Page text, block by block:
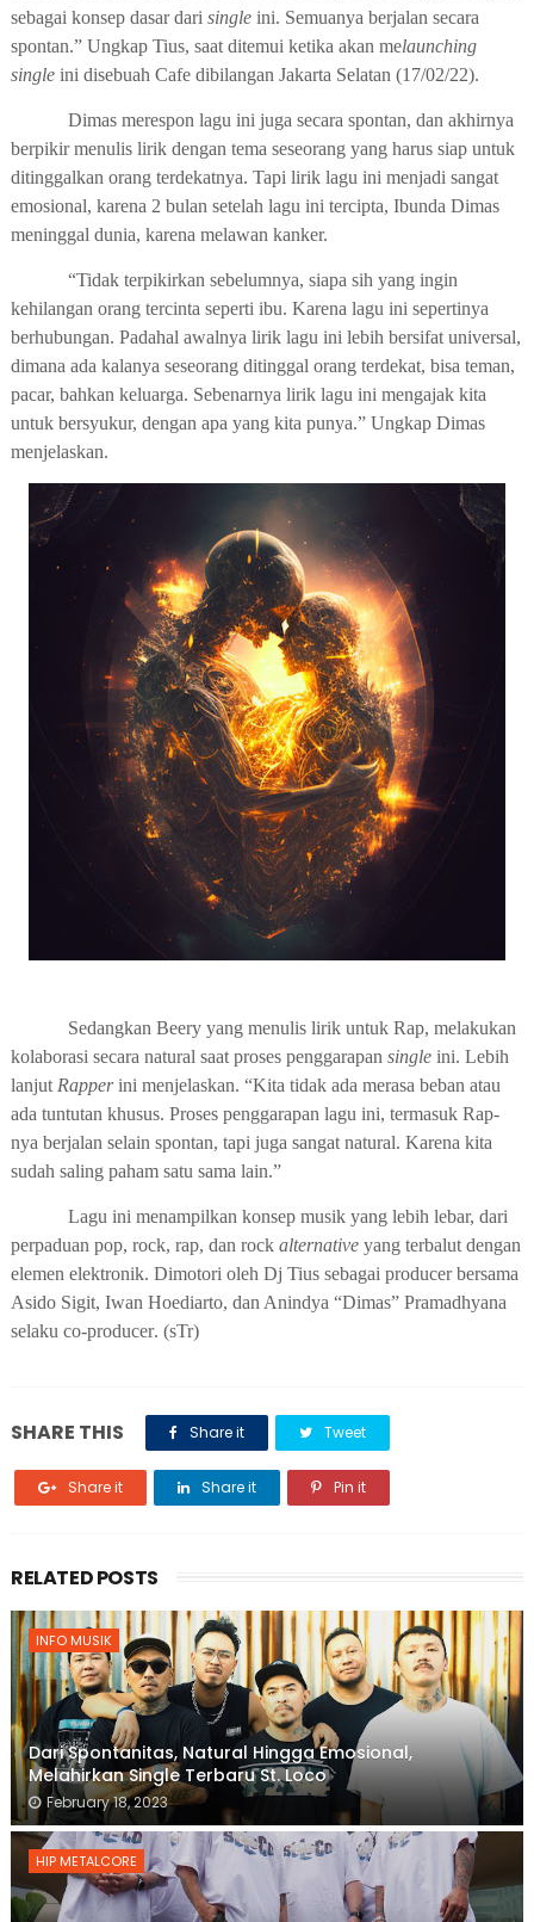
sebagai konsep dasar dari singleini. Semuanya berjalan secara
spontan.” Ungkap Tius, saat ditemui ketika akan melaunching
singleini disebuah Cafe dibilangan Jakarta Selatan (17/02/22).
Dimas merespon lagu ini juga secara spontan, dan akhirnya
berpikir menulis lirik dengan tema seseorang yang harus siap untuk
ditinggalkan orang terdekatnya. Tapi lirik lagu ini menjadi sangat
emosional, karena 2 bulan setelah lagu ini tercipta, Ibunda Dimas
meninggal dunia, karena melawan kanker.
“Tidak terpikirkan sebelumnya, siapa sih yang ingin
kehilangan orang tercinta seperti ibu. Karena lagu ini sepertinya
berhubungan. Padahal awalnya lirik lagu ini lebih bersifat universal,
dimana ada kalanya seseorang ditinggal orang terdekat, bisa teman,
pacar, bahkan keluarga. Sebenarnya lirik lagu ini mengajak kita
untuk bersyukur, dengan apa yang kita punya.” Ungkap Dimas
menjelaskan.
Sedangkan Beery yang menulis lirik untuk Rap, melakukan
kolaborasi secara natural saat proses penggarapan singleini. Lebih
lanjut Rapperini menjelaskan. “Kita tidak ada merasa beban atau
ada tuntutan khusus. Proses penggarapan lagu ini, termasuk Rap-
nya berjalan selain spontan, tapi juga sangat natural. Karena kita
sudah saling paham satu sama lain.”
Lagu ini menampilkan konsepmusik yang lebih lebar, dari
perpaduan pop, rock, rap, dan rock alternativeyang terbalut dengan
elemen elektronik. Dimotori oleh Dj Tius sebagai producer bersama
Asido Sigit, Iwan Hoediarto, dan Anindya “Dimas” Pramadhyana
selaku co-producer. (sTr)
SHARE THIS Share it Tweet
Share it Share it Pin it
RELATED POSTS
INFO MUSIK
Dari Spontanitas, Natural Hingga Emosional,
Melahirkan Single Terbaru St. Loco
February 18, 2023
HIP METALCORE